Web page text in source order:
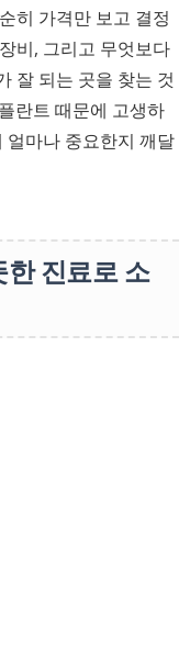
히 가격만 보고 결정
비, 그리고 무엇보다
잘 되는 곳을 찾는 것
란트 때문에 고생하
얼마나 중요한지 깨달
진료로 소